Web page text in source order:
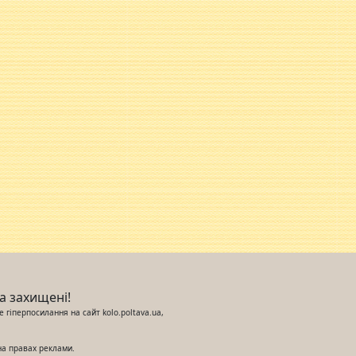
захищені!
гіперпосилання на сайт kolo.poltava.ua,
правах реклами.